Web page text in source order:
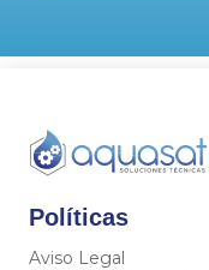
Políticas
Aviso Legal